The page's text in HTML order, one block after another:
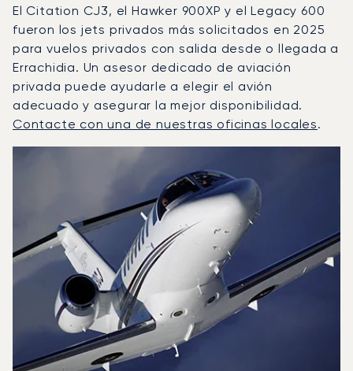
El Citation CJ3, el Hawker 900XP y el Legacy 600
fueron los jets privados más solicitados en 2025
para vuelos privados con salida desde o llegada a
Errachidia. Un asesor dedicado de aviación
privada puede ayudarle a elegir el avión
adecuado y asegurar la mejor disponibilidad.
Contacte con una de nuestras oficinas locales.
Modelo de aeronave
Velocidad (nudos)